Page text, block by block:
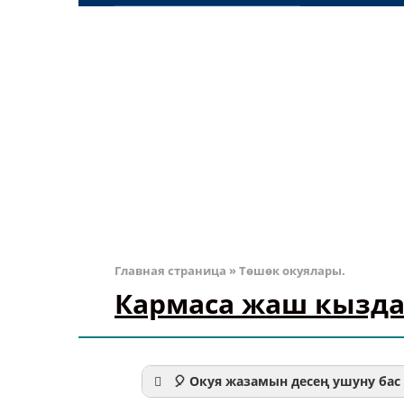
Главная страница » Төшөк окуялары.
Кармаса жаш
🎈 Окуя жазамын десең ушуну бас